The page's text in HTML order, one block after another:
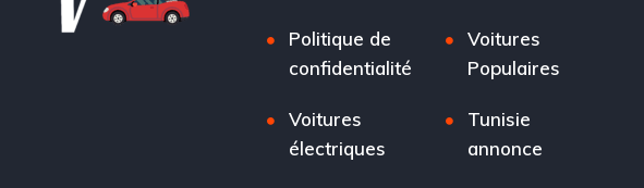
Politique de
confidentialité
Voitures
Populaires
Voitures
électriques
Tunisie
annonce